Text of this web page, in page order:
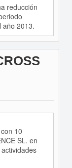
reducción
año 2013.
10
SL. en